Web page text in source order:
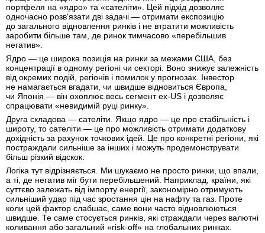
портфеля на «ядро» та «сателіти». Цей підхід дозволяє
одночасно розв'язати дві задачі — отримати експозицію
до загального відновлення ринків і не втратити можливість
заробити більше там, де ринок тимчасово «перебільшив
негатив».
Ядро — це широка позиція на ринки за межами США, без
концентрації в одному регіоні чи секторі. Воно знижує залежність
від окремих подій, регіонів і помилок у прогнозах. Інвестор
не намагається вгадати, чи швидше відновиться Європа,
чи Японія — він охоплює весь сегмент ex-US і дозволяє
спрацювати «невидимій руці ринку».
Друга складова — сателіти. Якщо ядро — це про стабільність і
широту, то сателіти — це про можливість отримати додаткову
дохідність за рахунок точкових ідей. Це про конкретні регіони, які
постраждали сильніше за інших і можуть продемонструвати
більш різкий відскок.
Логіка тут відрізняється. Ми шукаємо не просто ринки, що впали,
а ті, де негатив міг бути перебільшений. Наприклад, країни, які
суттєво залежать від імпорту енергії, закономірно отримують
сильніший удар під час зростання цін на нафту та газ. Проте
коли цей фактор слабшає, саме вони часто відновлюються
швидше. Те саме стосується ринків, які страждали через валютні
коливання або загальний «risk-off» на глобальних ринках.